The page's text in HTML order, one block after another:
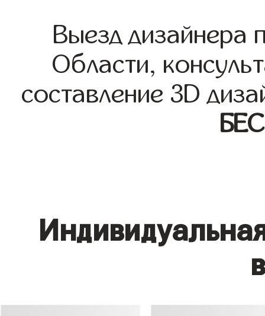
Выезд дизайнера
Области,
составление 3D